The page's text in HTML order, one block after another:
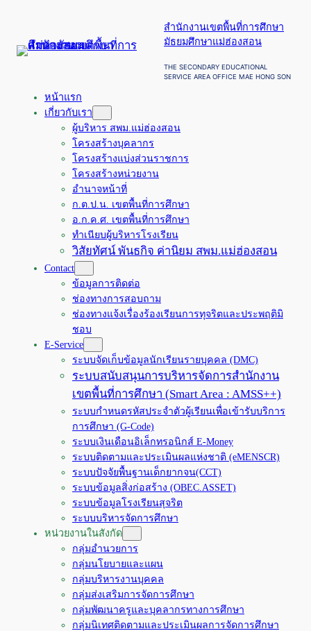
สำนักงานเขตพื้นที่การศึกษา
มัธยมศึกษาแม่ฮ่องสอน
THE SECONDARY EDUCATIONAL
SERVICE AREA OFFICE MAE HONG SON
หน้าแรก
เกี่ยวกับเรา
ผู้บริหาร สพม.แม่ฮ่องสอน
โครงสร้างบุคลากร
โครงสร้างแบ่งส่วนราชการ
โครงสร้างหน่วยงาน
อำนาจหน้าที่
ก.ต.ป.น. เขตพื้นที่การศึกษา
อ.ก.ค.ศ. เขตพื้นที่การศึกษา
ทำเนียบผู้บริหารโรงเรียน
วิสัยทัศน์ พันธกิจ ค่านิยม สพม.แม่ฮ่องสอน
Contact
ข้อมูลการติดต่อ
ช่องทางการสอบถาม
ช่องทางแจ้งเรื่องร้องเรียนการทุจริตและประพฤติมิ
ชอบ
E-Service
ระบบจัดเก็บข้อมูลนักเรียนรายบุคคล (DMC)
ระบบสนับสนุนการบริหารจัดการสำนักงาน
เขตพื้นที่การศึกษา (Smart Area : AMSS++)
ระบบกำหนดรหัสประจำตัวผู้เรียนเพื่อเข้ารับบริการ
การศึกษา (G-Code)
ระบบเงินเดือนอิเล็กทรอนิกส์ E-Money
ระบบติดตามและประเมินผลแห่งชาติ (eMENSCR)
ระบบปัจจัยพื้นฐานเด็กยากจน(CCT)
ระบบข้อมูลสิ่งก่อสร้าง (OBEC.ASSET)
ระบบข้อมูลโรงเรียนสุจริต
ระบบบริหารจัดการศึกษา
หน่วยงานในสังกัด
กลุ่มอำนวยการ
กลุ่มนโยบายและแผน
กลุ่มบริหารงานบุคคล
กลุ่มส่งเสริมการจัดการศึกษา
กลุ่มพัฒนาครูและบุคลากรทางการศึกษา
กลุ่มนิเทศติดตามและประเมินผลการจัดการศึกษา